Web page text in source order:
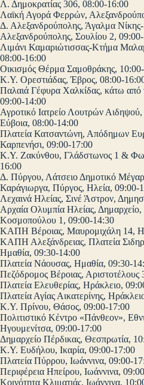
Λ. Δημοκρατίας 306, 08:00-16:00
Λαϊκή Αγορά Φερρών,
Δ. Αλεξανδρούπολης, Άγαλμα
Αλεξανδρούπολης, Σουλίου 2,
Λιμάνι Καμαριώτισσας-Κτήμα
08:00-16:00
Οικισμός Θέρμα Σαμοθράκης,
Κ.Υ. Ορεστιάδας, Έβρος, 08:00-
Παλαιά Γέφυρα Χαλκίδας, κάτω από
09:00-14:00
Αγροτικό Ιατρείο Λουτρών
Εύβοια, 08:00-14:00
Πλατεία Κατσαντώνη, Απόδημων
Καρπενήσι, 09:00-17:00
Κ.Υ. Ζακύνθου, Γλάδστωνος 1 &
16:00
Δ. Πύργου, Λάτσειο Δημοτικό
Καράγιωργα, Πύργος, Ηλεία, 09:00-
Λεχαινά Ηλείας, Σινέ Άστρον,
Αρχαία Ολυμπία Ηλείας,
Κοσμοπούλου 1, 09:00-14:30
ΚΑΠΗ Βέροιας, Μαυρομιχάλη 14,
ΚΑΠΗ Αλεξάνδρειας, Πλατεία
Ημαθία, 09:30-14:00
Πλατεία Νάουσας, Ημαθία, 09:30-
Πεζόδρομος Βέροιας,
Πλατεία Ελευθερίας, Ηράκλειο,
Πλατεία Αγίας Αικατερίνης,
Κ.Υ. Πρίνου, Θάσος, 09:00-17:00
Πολιτιστικό Κέντρο «Πάνθεον»,
Ηγουμενίτσα, 09:00-17:00
Δημαρχείο Πέρδικας, Θεσπρωτία,
Κ.Υ. Ευδήλου, Ικαρία, 09:00-17:00
Πλατεία Πύρρου, Ιωάννινα, 09:00-
Περιφέρεια Ηπείρου, Ιωάννινα,
Κοινότητα Κλιματιάς, Ιωάννινα,